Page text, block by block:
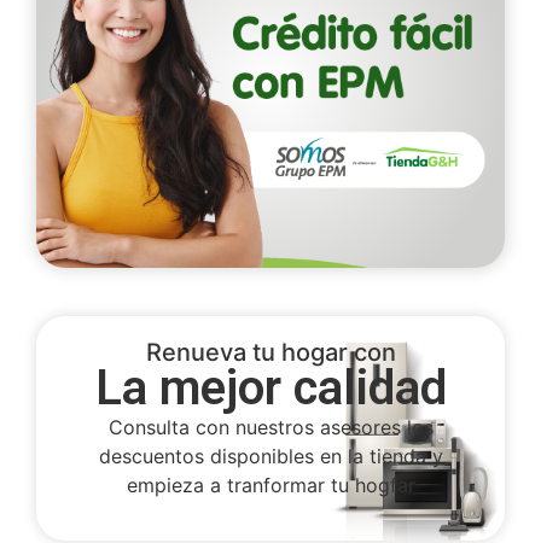
Renueva tu hogar con
La mejor calidad
Consulta con nuestros asesores los
descuentos disponibles en la tienda y
empieza a tranformar tu hogfar